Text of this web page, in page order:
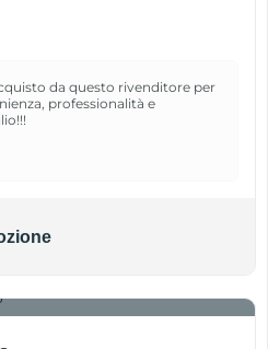
da questo rivenditore per
professionalità e